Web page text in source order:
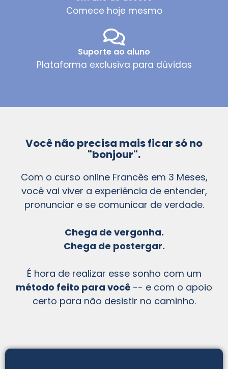
Comece hoje mesmo
Suporte ao aluno
Plataforma exclusiva para dúvidas
Você não precisa mais ficar só no
"bonjour".
Com o curso online Francês em 3 Meses,
você vai viver a experiência de entender,
pronunciar e se comunicar de verdade.
Chega de vergonha.
Chega de postergar.
É hora de realizar esse sonho com um
método feito para você -- e com o apoio
certo para não desistir no caminho.